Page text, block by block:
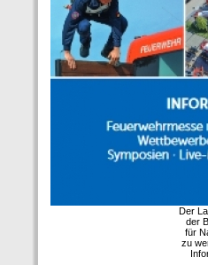
Der
der
für
zu